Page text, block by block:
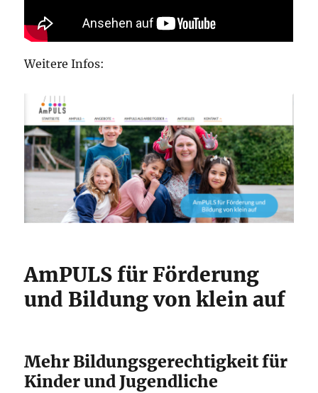
Weitere Infos:
AmPULS für Förderung
und Bildung von klein auf
Mehr Bildungsgerechtigkeit für
Kinder und Jugendliche